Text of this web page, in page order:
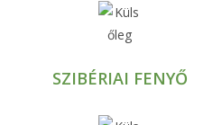
SZIBÉRIAI FENYŐ